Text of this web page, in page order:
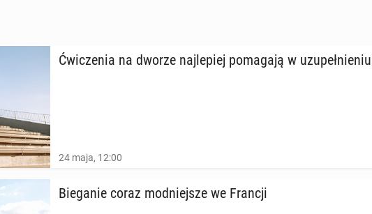
Ćwi­cze­nia na dworze naj­le­piej po­ma­ga­ją w
24 maja, 12:00
Bie­ga­nie coraz mod­niej­sze we Francji